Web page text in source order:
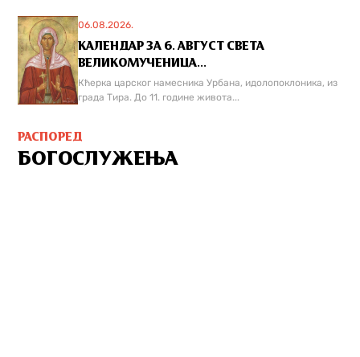
06.08.2026.
КАЛЕНДАР ЗА 6. АВГУСТ СВЕТА
ВЕЛИКОМУЧЕНИЦА...
Кћерка царског намесника Урбана, идолопоклоника, из
града Тира. До 11. године живота...
РАСПОРЕД
БОГОСЛУЖЕЊА